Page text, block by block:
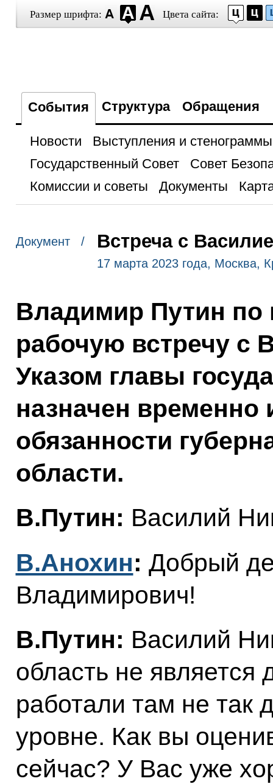
Размер шрифта: Цвета сайта:
События Структура Обращения
Новости
Выступления и стенограммы
Государственный Совет
Совет
Комиссии и советы
Документы
Документ / Встреча с
17 марта 2023 года, Москва,
Владимир Путин по
рабочую встречу с
Указом главы
назначен
обязанности
области.
В.Путин: Василий
В.Анохин: Добрый
Владимирович!
В.Путин: Василий
область не
работали там не так
уровне. Как вы
сейчас? У Вас уже